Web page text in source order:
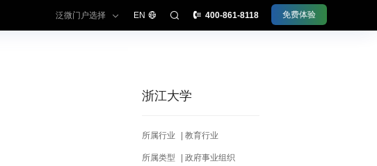
泛微门户选择 EN 400-861-8118 免费体验
浙江大学
所属行业 教育行业
所属类型 政府事业组织